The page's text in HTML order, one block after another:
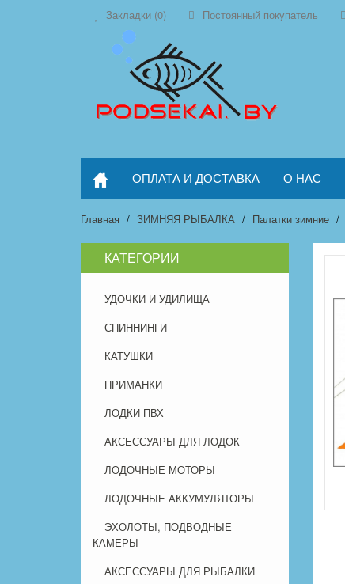
Закладки (0) Постоянный покупатель
ОПЛАТА И ДОСТАВКА О НАС
Главная ЗИМНЯЯ РЫБАЛКА Палатки зимние
КАТЕГОРИИ
УДОЧКИ И УДИЛИЩА
СПИННИНГИ
КАТУШКИ
ПРИМАНКИ
ЛОДКИ ПВХ
АКСЕССУАРЫ ДЛЯ ЛОДОК
ЛОДОЧНЫЕ МОТОРЫ
ЛОДОЧНЫЕ АККУМУЛЯТОРЫ
ЭХОЛОТЫ, ПОДВОДНЫЕ
КАМЕРЫ
АКСЕССУАРЫ ДЛЯ РЫБАЛКИ